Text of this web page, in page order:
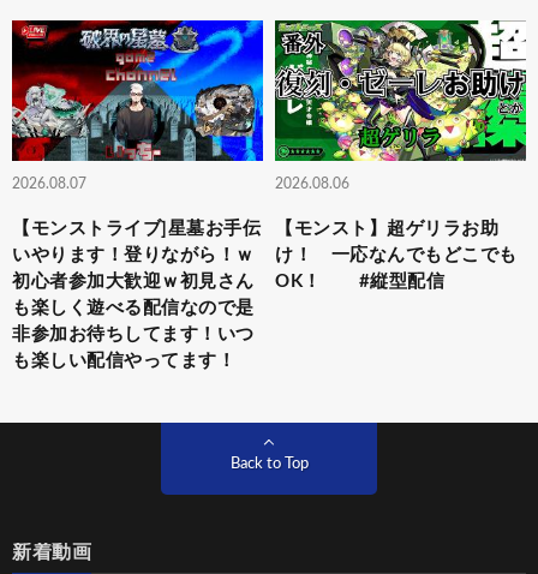
2026.08.07
【モンストライブ]星墓お手伝
いやります！登りながら！ｗ
初心者参加大歓迎ｗ初見さん
も楽しく遊べる配信なので是
非参加お待ちしてます！いつ
も楽しい配信やってます！
2026.08.06
【モンスト】超ゲリラお助
け！ 一応なんでもどこでも
OK！ #縦型配信
Back to Top
新着動画